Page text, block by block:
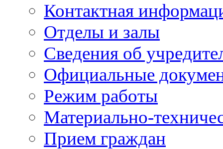
Контактная
Отделы и залы
Сведения об
Официальные
Режим работы
Материально-
Прием граждан